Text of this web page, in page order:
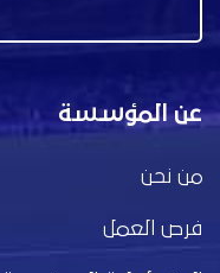
عن المؤسسة
من نحن
فرص العمل